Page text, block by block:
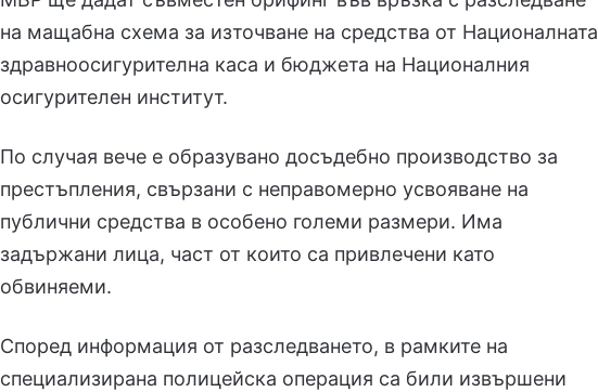
на мащабна схема за източване на средства от Националната
здравноосигурителна каса и бюджета на Националния
осигурителен институт.
По случая вече е образувано досъдебно производство за
престъпления, свързани с неправомерно усвояване на
публични средства в особено големи размери. Има
задържани лица, част от които са привлечени като
обвиняеми.
Според информация от разследването, в рамките на
специализирана полицейска операция са били извършени